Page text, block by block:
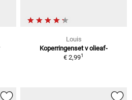
Louis
Koperringenset v olieaf-
€ 2,991